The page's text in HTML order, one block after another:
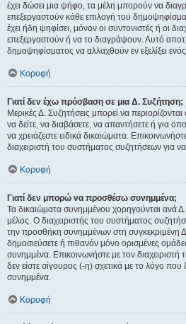
έχει δώσει μια ψήφο, τα μέλη μπορούν να
επεξεργαστούν κάθε επιλογή του
έχει ήδη ψηφίσει, μόνον οι συντονιστές ή οι
επεξεργαστούν ή να το διαγράψουν. Αυτό
δημοψηφίσματος να αλλαχθούν εν εξελίξει
Κορυφή
Γιατί δεν έχω πρόσβαση σε μια Δ. Συζήτηση;
Μερικές Δ. Συζητήσεις μπορεί να
να δείτε, να διαβάσετε, να απαντήσετε ή για
να χρειάζεστε ειδικά δικαιώματα.
διαχειριστή του συστήματος συζητήσεων για
Κορυφή
Γιατί δεν μπορώ να προσθέσω συνημμένα;
Τα δικαιώματα συνημμένου χορηγούνται ανά
μέλος. Ο διαχειριστής του συστήματος
την προσθήκη συνημμένων στη συγκεκριμένη
δημοσιεύσετε ή πιθανόν μόνο ορισμένες
συνημμένα. Επικοινωνήστε με τον
δεν είστε σίγουρος (-η) σχετικά με το λόγο
συνημμένα.
Κορυφή